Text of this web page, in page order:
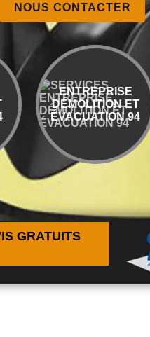
NOUS CONTACTER
ENTREPRISE
DÉMOLITION ET
ÉVACUATION 94
GRATUITS